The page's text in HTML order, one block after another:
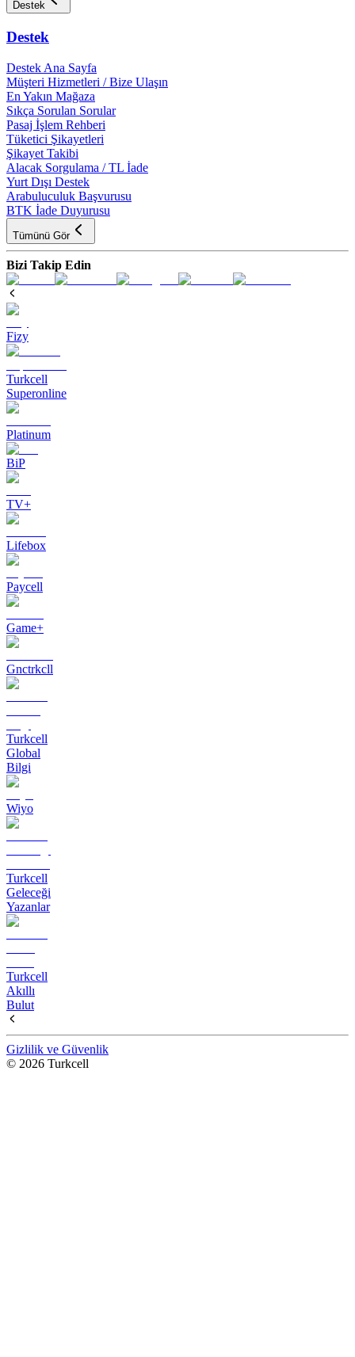
Destek
Destek
Destek Ana Sayfa
Müşteri Hizmetleri / Bize Ulaşın
En Yakın Mağaza
Sıkça Sorulan Sorular
Pasaj İşlem Rehberi
Tüketici Şikayetleri
Şikayet Takibi
Alacak Sorgulama / TL İade
Yurt Dışı Destek
Arabuluculuk Başvurusu
BTK İade Duyurusu
Tümünü Gör
Bizi Takip Edin
Fizy
Turkcell
Superonline
Platinum
BiP
TV+
Lifebox
Paycell
Game+
Gnctrkcll
Turkcell
Global
Bilgi
Wiyo
Turkcell
Geleceği
Yazanlar
Turkcell
Akıllı
Bulut
Gizlilik ve Güvenlik
© 2026 Turkcell